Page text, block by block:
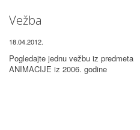
Vežba
18.04.2012.
Pogledajte jednu vežbu iz predmeta
ANIMACIJE iz 2006. godine